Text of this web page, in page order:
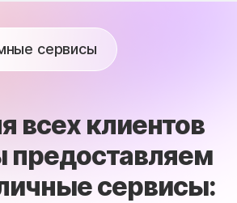
сервисы
всех клиентов
предоставляем
сервисы: